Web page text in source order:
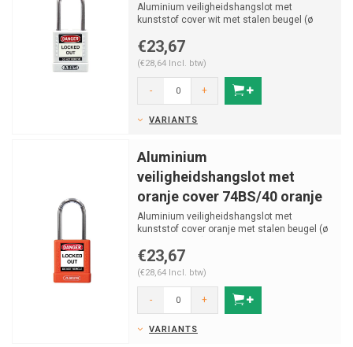
Aluminium veiligheidshangslot met
kunststof cover wit met stalen beugel (ø
€23,67
(€28,64 Incl. btw)
- +
VARIANTS
Aluminium
veiligheidshangslot met
oranje cover 74BS/40 oranje
Aluminium veiligheidshangslot met
kunststof cover oranje met stalen beugel (ø
€23,67
(€28,64 Incl. btw)
- +
VARIANTS